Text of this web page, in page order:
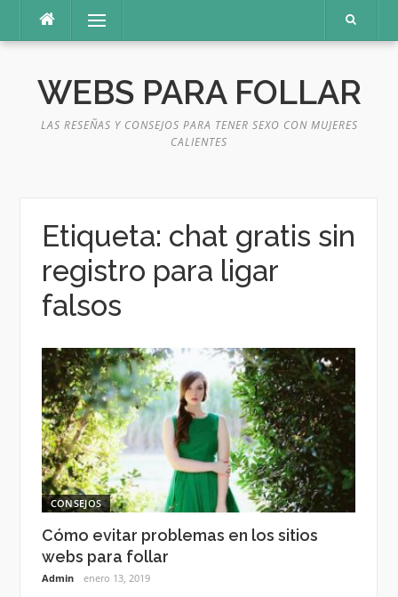
contenido
Menú
WEBS PARA FOLLAR
LAS RESEÑAS Y CONSEJOS PARA TENER SEXO CON MUJERES
CALIENTES
Etiqueta: chat gratis sin
registro para ligar
falsos
CONSEJOS
Cómo evitar problemas en los sitios
webs para follar
Admin enero 13, 2019